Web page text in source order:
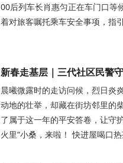
00后列车长肖惠匀正在车门口等
着对旅客嘱托乘车安全事项，指
新春走基层｜三代社区民警
晨曦微露时的走访问候，烈日炎
动地的壮举，却藏在街坊邻里的
了属于这一年的平安答卷，让守
火里“小桑，来啦！ 快进屋喝口热